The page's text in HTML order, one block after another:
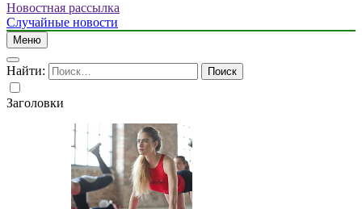
Новостная рассылка
Случайные новости
Меню
Найти:
Заголовки